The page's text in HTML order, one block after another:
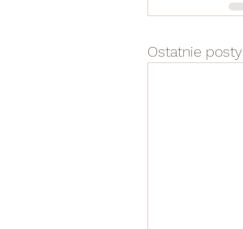
Ostatnie posty